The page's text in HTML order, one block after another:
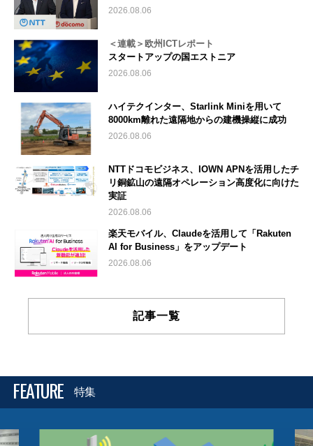
2026.08.06
＜連載＞欧州ICTレポート
スタートアップの国エストニア
2026.08.06
ハイテクインター、Starlink Miniを用いて
8000km離れた遠隔地からの建機操縦に成功
2026.08.06
NTTドコモビジネス、IOWN APNを活用したチ
リ銅鉱山の遠隔オペレーション高度化に向けた
実証
2026.08.06
楽天モバイル、Claudeを活用して「Rakuten
AI for Business」をアップデート
2026.08.06
記事一覧
FEATURE 特集